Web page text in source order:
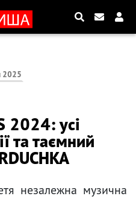
2025
2024: усі
та таємний
незалежна музична